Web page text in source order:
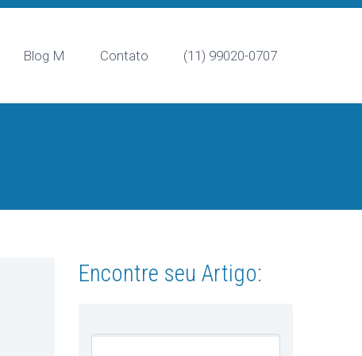
Blog M Contato (11) 99020-0707
Encontre seu Artigo: